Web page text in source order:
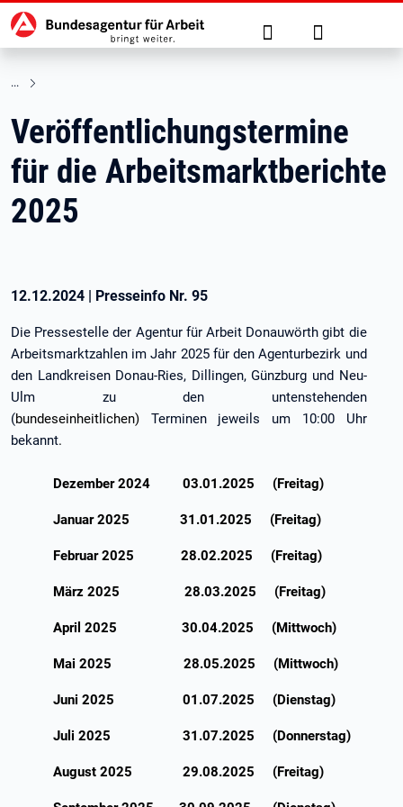
zu den Hauptinhalten springen
Hauptnavigation Suche Anmelden
Veröffentlichungstermine
für die Arbeitsmarktberichte
2025
12.12.2024 | Presseinfo Nr. 95
Die Pressestelle der Agentur für Arbeit Donauwörth gibt die
Arbeitsmarktzahlen im Jahr 2025 für den Agenturbezirk und
den Landkreisen Donau-Ries, Dillingen, Günzburg und Neu-
Ulm zu den untenstehenden
(bundeseinheitlichen) Terminen jeweils um 10:00 Uhr
bekannt.
Dezember 2024 03.01.2025 (Freitag)
Januar 2025 31.01.2025 (Freitag)
Februar 2025 28.02.2025 (Freitag)
März 2025 28.03.2025 (Freitag)
April 2025 30.04.2025 (Mittwoch)
Mai 2025 28.05.2025 (Mittwoch)
Juni 2025 01.07.2025 (Dienstag)
Juli 2025 31.07.2025 (Donnerstag)
August 2025 29.08.2025 (Freitag)